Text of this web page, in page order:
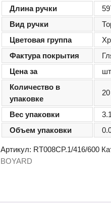
Длина ручки
Вид ручки
Цветовая группа
Фактура покрытия
Цена за
шт
Количество в
упаковке
20
Вес упаковки
Объем упаковки
Артикул: RT008CP.1/416/600
BOYARD